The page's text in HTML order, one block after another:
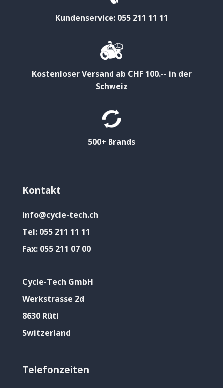
Kundenservice: 055 211 11 11
Kostenloser Versand ab CHF 100.-- in der
Schweiz
500+ Brands
Kontakt
info@cycle-tech.ch
Tel: 055 211 11 11
Fax: 055 211 07 00
Cycle-Tech GmbH
Werkstrasse 2d
8630 Rüti
Switzerland
Telefonzeiten